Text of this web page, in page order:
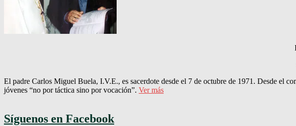
El padre Carlos Miguel Buela, I.V.E., es sacerdote desde el 7 de octubre de 1971. Desde el
jóvenes “no por táctica sino por vocación”. Ver más
Síguenos en Facebook